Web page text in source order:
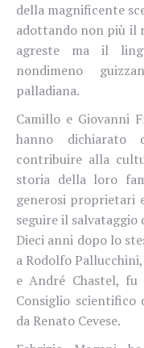
della magnificente
adottando non più il
agreste ma il
nondimeno
palladiana.
Camillo e Giovanni
hanno dichiarato
contribuire alla
storia della loro
generosi proprietari
seguire il
Dieci anni dopo lo
a Rodolfo
e André Chastel,
Consiglio scientifico
da Renato Cevese.